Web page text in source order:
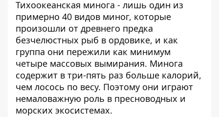
Тихоокеанская минога - лишь один из
примерно 40 видов миног, которые
произошли от древнего предка
безчелюстных рыб в ордовике, и как
группа они пережили как минимум
четыре массовых вымирания. Минога
содержит в три-пять раз больше калорий,
чем лосось по весу. Поэтому они играют
немаловажную роль в пресноводных и
морских экосистемах.